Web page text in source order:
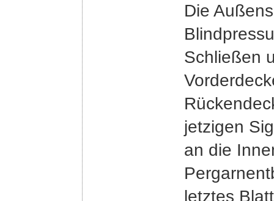
Die
Schließen
jetzigen
an die
letztes